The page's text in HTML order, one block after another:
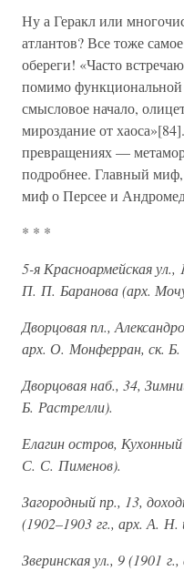
Ну а Геракл или
атлантов? Все тоже
обереги! «Часто
помимо функциональной
смысловое начало,
мироздание от
превращениях —
подробнее. Главный
миф о Персее и
* * *
5-я Красноармейская
П. П. Баранова (арх.
Дворцовая пл.,
арх. О. Монферран, ск. Б.
Дворцовая наб., 34,
Б. Растрелли).
Елагин остров, Кухонный
С. С. Пименов).
Загородный пр., 13,
(1902–1903 гг., арх. А.
Зверинская ул., 9 (1901